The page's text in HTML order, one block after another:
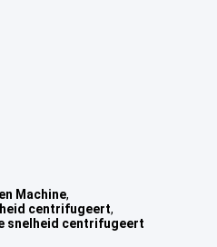
Machine,
centrifugeert,
snelheid centrifugeert